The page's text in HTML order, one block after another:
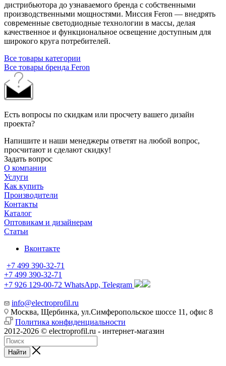
дистрибьютора до узнаваемого бренда с собственными
производственными мощностями. Миссия Feron — внедрять
современные светодиодные технологии в массы, делая
качественное и функциональное освещение доступным для
широкого круга потребителей.
Все товары категории
Все товары бренда Feron
Есть вопросы по скидкам или просчету вашего дизайн
проекта?
Напишите и наши менеджеры ответят на любой вопрос,
просчитают и сделают скидку!
Задать вопрос
О компании
Услуги
Как купить
Производители
Контакты
Каталог
Оптовикам и дизайнерам
Статьи
Вконтакте
+7 499 390-32-71
+7 499 390-32-71
+7 926 129-00-72 WhatsApp, Telegram
info@electroprofil.ru
Москва, Щербинка, ул.Симферопольское шоссе 11, офис 8
Политика конфиденциальности
2012-2026 © electroprofil.ru - интернет-магазин
Найти